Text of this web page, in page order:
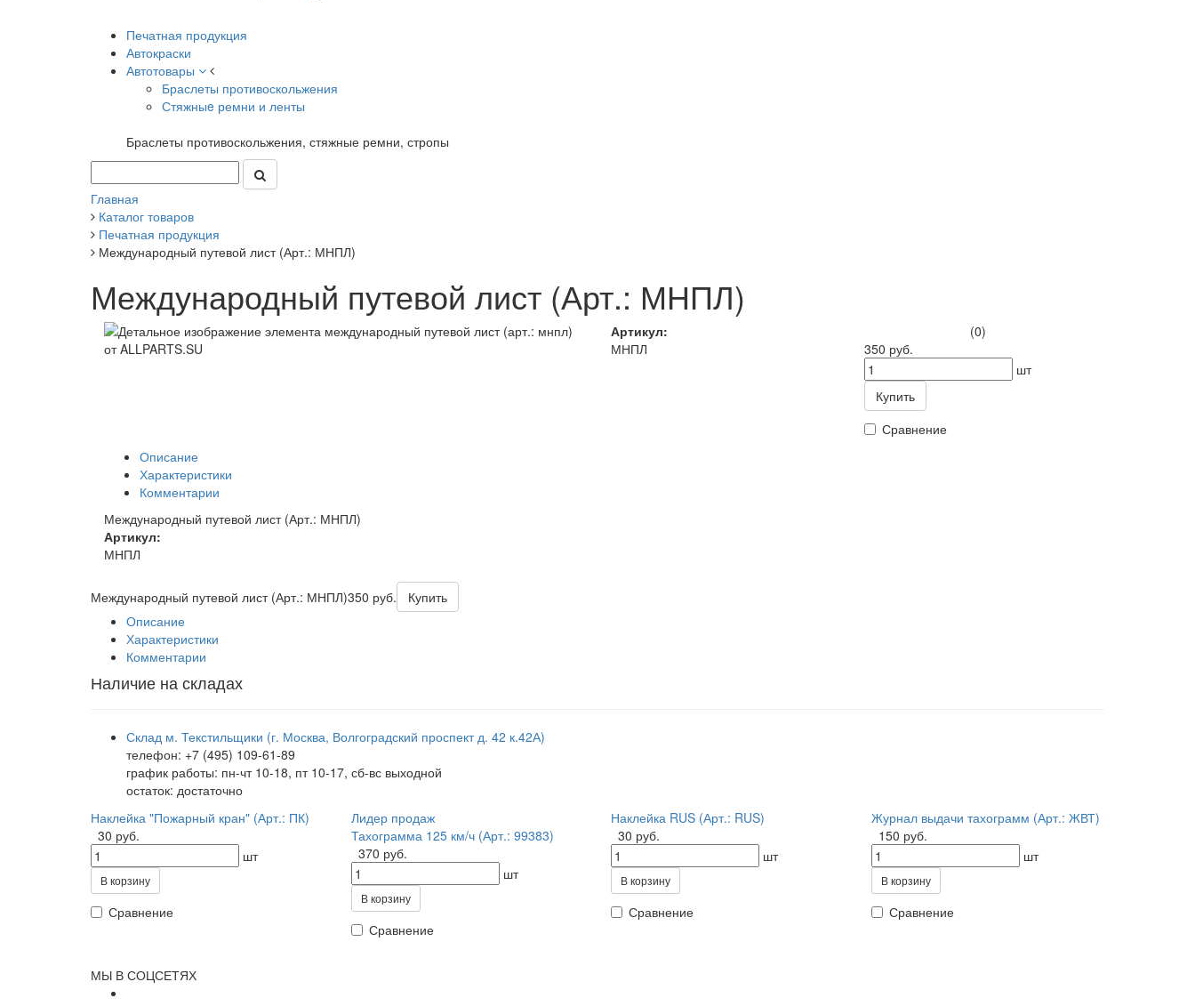
Печатная продукция
Автокраски
Автотовары
Браслеты противоскольжения
Стяжныe ремни и ленты
Браслеты противоскольжения, стяжные ремни, стропы
Главная
Каталог товаров
Печатная продукция
Международный путевой лист (Арт.: МНПЛ)
Международный путевой лист (Арт.: МНПЛ)
Артикул:
МНПЛ
(0)
350 руб.
шт
Купить
Сравнение
Описание
Характеристики
Комментарии
Международный путевой лист (Арт.: МНПЛ)
Артикул:
МНПЛ
Международный путевой лист (Арт.: МНПЛ)350 руб.
Купить
Описание
Характеристики
Комментарии
Наличие на складах
Склад м. Текстильщики (г. Москва, Волгоградский проспект д. 42 к.42А)
телефон: +7 (495) 109-61-89
график работы: пн-чт 10-18, пт 10-17, сб-вс выходной
остаток: достаточно
Наклейка "Пожарный кран" (Арт.: ПК)
30 руб.
шт
В корзину
Сравнение
Лидер продаж
Тахограмма 125 км/ч (Арт.: 99383)
370 руб.
шт
В корзину
Сравнение
Наклейка RUS (Арт.: RUS)
30 руб.
шт
В корзину
Сравнение
Журнал выдачи тахограмм (Арт.: ЖВТ)
150 руб.
шт
В корзину
Сравнение
МЫ В СОЦСЕТЯХ